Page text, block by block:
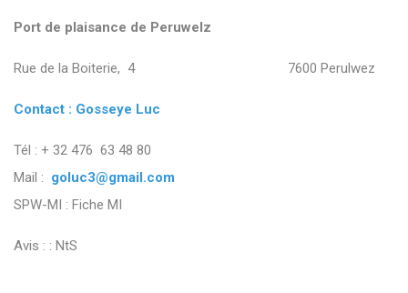
Port de plaisance de Peruwelz
Rue de la Boiterie, 4 7600 Perulwez
Contact : Gosseye Luc
Tél : + 32 476 63 48 80
Mail : goluc3@gmail.com
SPW-MI : Fiche MI
Avis : : NtS